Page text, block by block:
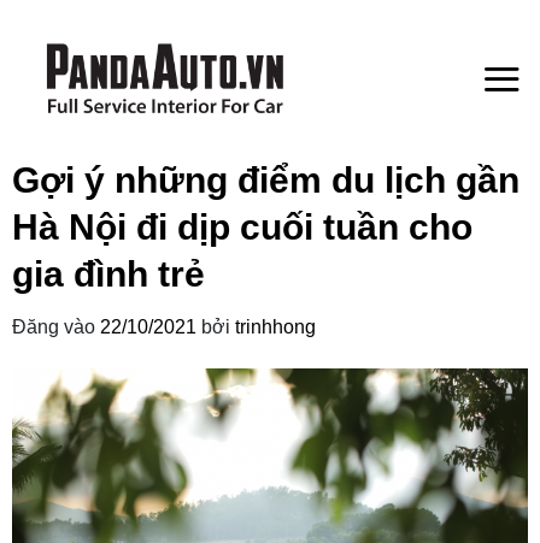
Gợi ý những điểm du lịch gần
Hà Nội đi dịp cuối tuần cho
gia đình trẻ
Đăng vào 22/10/2021 bởi trinhhong